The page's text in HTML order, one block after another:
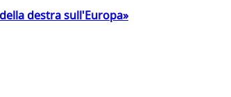
destra sull'Europa»